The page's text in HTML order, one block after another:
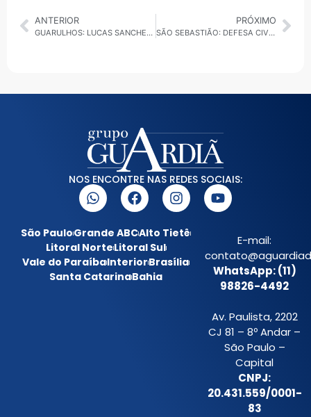
ANTERIOR
GUARULHOS: LUCAS SANCHES SEGUE SUBINDO NAS PESQUISAS E JÁ ESTÁ15 PONTOS A FRENTE DE PIETÁ
PRÓXIMO
SÃO SEBASTIÃO: DEFESA CIVIL ALERTA PARA CHUVAS E VENTOS FORTES NO LITORAL NORTE; EVENTOS SÃO ADIADOS
NOS ENCONTRE NAS REDES SOCIAIS:
São PauloGrande ABCAlto Tietê
Litoral NorteLitoral Sul
Vale do ParaíbaInteriorBrasília
Santa CatarinaBahia
E-mail:
WhatsApp: (11)
98826-4492
Av. Paulista, 2202
CJ 81 – 8º Andar –
São Paulo –
Capital
CNPJ:
20.431.559/0001-
83